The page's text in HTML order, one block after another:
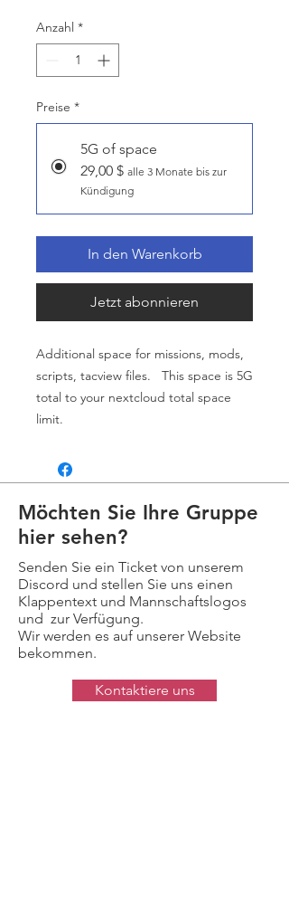
Anzahl *
Preise *
5G of space
29,00 $ alle 3 Monate bis zur
Kündigung
In den Warenkorb
Jetzt abonnieren
Additional space for missions, mods,
scripts, tacview files. This space is 5G
total to your nextcloud total space
limit.
Möchten Sie Ihre Gruppe
hier sehen?
Senden Sie ein Ticket von unserem
Discord und stellen Sie uns einen
Klappentext und Mannschaftslogos
und zur Verfügung.
Wir werden es auf unserer Website
bekommen.
Kontaktiere uns